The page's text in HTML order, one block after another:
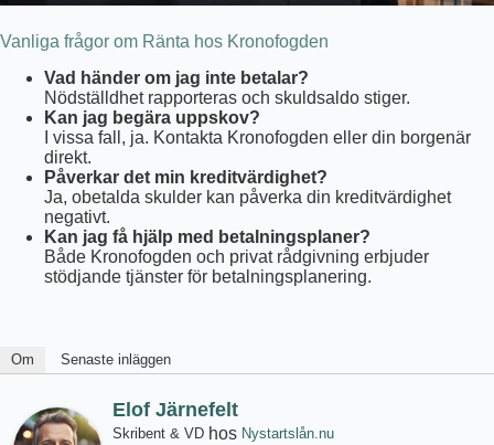
Vanliga frågor om Ränta hos Kronofogden
Vad händer om jag inte betalar?
Nödställdhet rapporteras och skuldsaldo stiger.
Kan jag begära uppskov?
I vissa fall, ja. Kontakta Kronofogden eller din borgenär
direkt.
Påverkar det min kreditvärdighet?
Ja, obetalda skulder kan påverka din kreditvärdighet
negativt.
Kan jag få hjälp med betalningsplaner?
Både Kronofogden och privat rådgivning erbjuder
stödjande tjänster för betalningsplanering.
Om Senaste inläggen
Elof Järnefelt
Skribent & VD hos Nystartslån.nu